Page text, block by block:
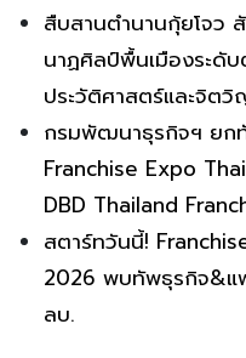
สืบสานตำนานกุ้ยโจว
นาฏศิลป์พื้นเมืองระดั
ประวัติศาสตร์และจิต
กรมพัฒนาธุรกิจฯ ยก
Franchise Expo
DBD Thailand
สตาร์ทวันนี้!
2026 พบทัพธุรกิจ&แ
ลบ.